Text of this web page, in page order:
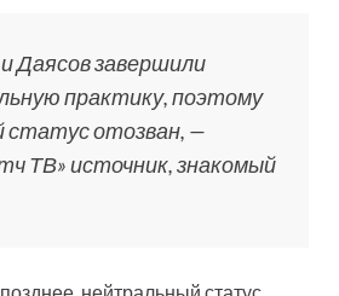
Даясов завершили
практику, поэтому
статус отозван, —
ТВ» источник, знакомый
нейтральный статус